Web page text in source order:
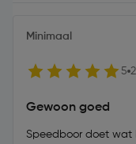
Minimaal
5
Gewoon goed
Speedboor doet wat